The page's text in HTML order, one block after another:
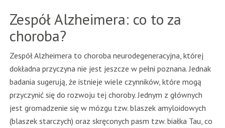
Zespół Alzheimera: co to za
choroba?
Zespół Alzheimera to choroba neurodegeneracyjna, której
dokładna przyczyna nie jest jeszcze w pełni poznana. Jednak
badania sugerują, że istnieje wiele czynników, które mogą
przyczynić się do rozwoju tej choroby. Jednym z głównych
jest gromadzenie się w mózgu tzw. blaszek amyloidowych
(blaszek starczych) oraz skręconych pasm tzw. białka Tau, co